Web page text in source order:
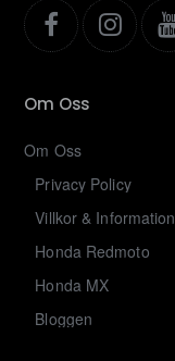
Om Oss
Om Oss
Privacy Policy
Villkor & Information
Honda Redmoto
Honda MX
Bloggen